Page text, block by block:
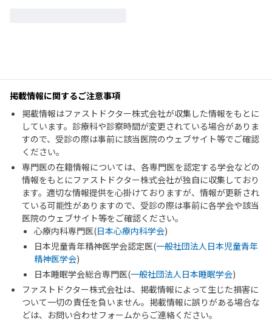
掲載情報に関するご注意事項
掲載情報はファストドクター株式会社が収集した情報をもとに
しています。診療科や診察時間が変更されている場合がありま
すので、受診の際は事前に該当医院のウェブサイト等でご確認
ください。
専門医の在籍情報については、各専門医を認定する学会などの
情報をもとにファストドクター株式会社が独自に収集しており
ます。適切な情報提供を心掛けておりますが、情報が更新され
ている可能性がありますので、受診の際は事前に各学会や該当
医院のウェブサイト等をご確認ください。
心療内科専門医(日本心療内科学会)
日本児童青年精神医学会認定医(一般社団法人日本児童青年
精神医学会)
日本睡眠学会総合専門医(一般社団法人日本睡眠学会)
ファストドクター株式会社は、掲載情報によって生じた損害に
ついて一切の責任を負いません。掲載情報に誤りがある場合な
どは、お問い合わせフォームからご連絡ください。